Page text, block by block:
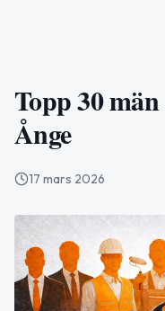
Topp 30
Ånge
17 mars 2026